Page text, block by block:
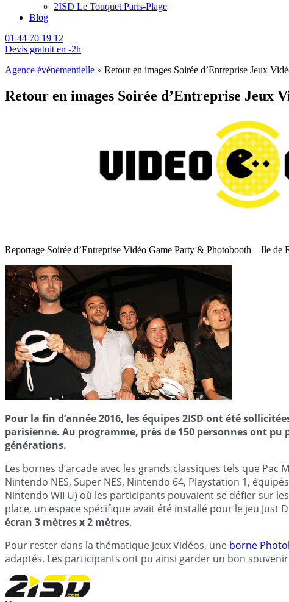
2ISD Le Touquet Paris-Plage
Blog
01 44 70 19 12
Devis gratuit en -2h
Agence événementielle » Retour en images Soirée d’Entreprise Jeux
Retour en images Soirée d’Entreprise Jeux
Reportage Soirée d’Entreprise Vidéo Game Party & Photobooth – Ile de
Pour la fin d’année 2016, les équipes 2ISD ont été
parisienne. Au programme, près de 150 personnes ont
générations.
Les bornes d’arcade avec les grands classiques tels que Pac
Nintendo NES, Super NES, Nintendo 64, Playstation 1,
Nintendo WII U) où les participants pouvaient se défier sur
place, un espace spécifique avait été installé pour le jeu Just
écran 3 mètres x 2 mètres.
Pour rester dans la thématique Jeux Vidéos, une borne
adaptés. Les participants ont pu ainsi garder un bon